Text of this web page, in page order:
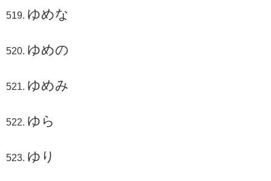
ゆめな
ゆめの
ゆめみ
ゆら
ゆり